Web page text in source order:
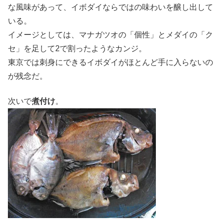
な風味があって、イボダイならではの味わいを醸し出して
いる。
イメージとしては、マナガツオの「個性」とメダイの「ク
セ」を足して2で割ったようなカンジ。
東京では刺身にできるイボダイがほとんど手に入らないの
が残念だ。
次いで煮付け。